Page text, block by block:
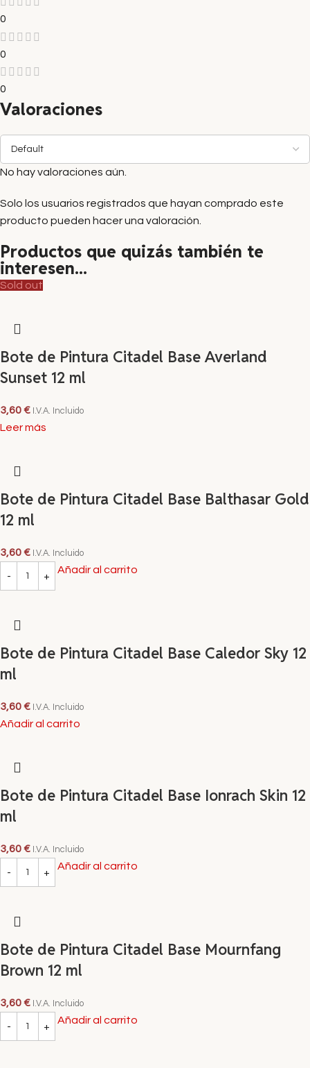
0
0
0
Valoraciones
No hay valoraciones aún.
Solo los usuarios registrados que hayan comprado este
producto pueden hacer una valoración.
Productos que quizás también te
interesen...
Sold out
Bote de Pintura Citadel Base Averland
Sunset 12 ml
3,60€ I.V.A. Incluido
Leer más
Bote de Pintura Citadel Base Balthasar Gold
12 ml
3,60€ I.V.A. Incluido
Añadir al carrito
Bote de Pintura Citadel Base Caledor Sky 12
ml
3,60€ I.V.A. Incluido
Añadir al carrito
Bote de Pintura Citadel Base Ionrach Skin 12
ml
3,60€ I.V.A. Incluido
Añadir al carrito
Bote de Pintura Citadel Base Mournfang
Brown 12 ml
3,60€ I.V.A. Incluido
Añadir al carrito